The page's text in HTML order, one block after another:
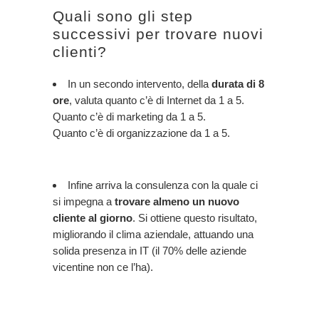
Quali sono gli step
successivi per trovare nuovi
clienti?
In un secondo intervento, delladurata di 8
ore, valuta quanto c’è di Internet da 1 a 5.
Quanto c’è di marketing da 1 a 5.
Quanto c’è di organizzazione da 1 a 5.
Infine arriva la consulenza con la quale ci
si impegna a trovare almeno un nuovo
cliente al giorno. Si ottiene questo risultato,
migliorando il clima aziendale, attuando una
solida presenza in IT (il 70% delle aziende
vicentine non ce l’ha).